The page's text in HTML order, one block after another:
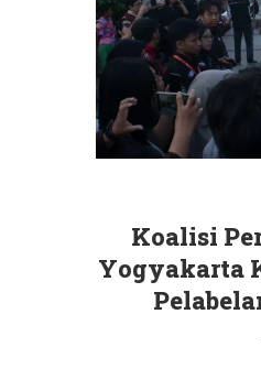
Koalisi
Yogyakarta